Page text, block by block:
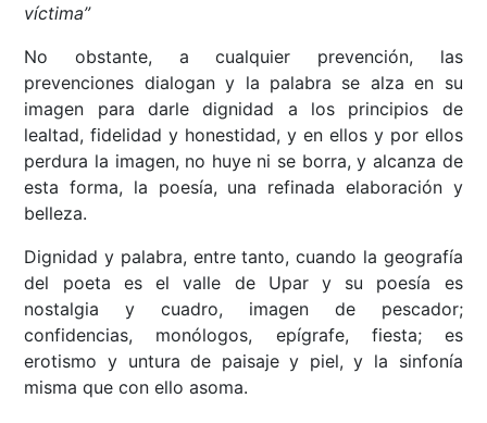
víctima”
No obstante, a cualquier prevención, las
prevenciones dialogan y la palabra se alza en su
imagen para darle dignidad a los principios de
lealtad, fidelidad y honestidad, y en ellos y por ellos
perdura la imagen, no huye ni se borra, y alcanza de
esta forma, la poesía, una refinada elaboración y
belleza.
Dignidad y palabra, entre tanto, cuando la geografía
del poeta es el valle de Upar y su poesía es
nostalgia y cuadro, imagen de pescador;
confidencias, monólogos, epígrafe, fiesta; es
erotismo y untura de paisaje y piel, y la sinfonía
misma que con ello asoma.